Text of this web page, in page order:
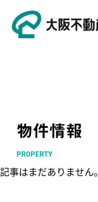
物件情報
PROPERTY
記事はまだありません。